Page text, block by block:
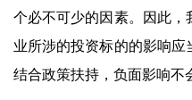
个必不可少的因素。因此
业所涉的投资标的的影响应
结合政策扶持，负面影响不